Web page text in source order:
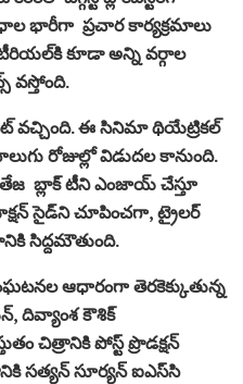
భారీగా ప్రచార కార్యక్రమాలు
కూడా అన్ని వర్గాల
వస్తోంది.
వచ్చింది. ఈ సినిమా థియేట్రికల్
రోజుల్లో విడుదల కానుంది.
బ్లాక్ టీని ఎంజాయ్ చేస్తూ
సైడ్‌ని చూపించగా, ట్రైలర్‌
సిద్దమౌతుంది.
ఆధారంగా తెరకెక్కుతున్న
దివ్యాంశ కౌశిక్‌
చిత్రానికి పోస్ట్ ప్రొడక్షన్
సత్యన్ సూర్యన్ ఐఎస్‌సి